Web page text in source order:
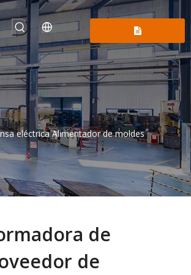
Consúltenos
eléctrica Alimentador de moldes
de
de